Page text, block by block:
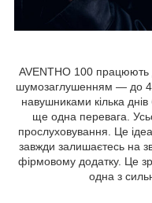
AVENTHO 100 працюють
шумозаглушенням — до
навушниками кілька
ще одна перевага.
прослуховування. Це
завжди залишаєтесь на
фірмовому додатку. Це
одна з